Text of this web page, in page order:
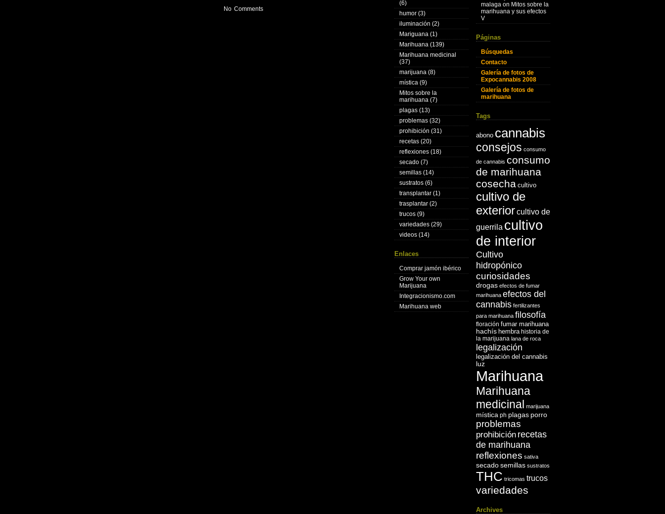
No Comments
(6)
humor (3)
iluminación (2)
Mariguana (1)
Marihuana (139)
Marihuana medicinal
(37)
marijuana (8)
mística (9)
Mitos sobre la
marihuana (7)
plagas (13)
problemas (32)
prohibición (31)
recetas (20)
reflexiones (18)
secado (7)
semillas (14)
sustratos (6)
transplantar (1)
trasplantar (2)
trucos (9)
variedades (29)
videos (14)
Enlaces
Comprar jamón ibérico
Grow Your own
Marijuana
Integracionismo.com
Marihuana web
malaga on Mitos sobre la
marihuana y sus efectos
V
Páginas
Búsquedas
Contacto
Galería de fotos de
Expocannabis 2008
Galería de fotos de
marihuana
Tags
abono cannabis
consejos consumo
de cannabis consumo
de marihuana
cosecha cultivo
cultivo de
exteriorcultivo de
guerrila cultivo
de interior
Cultivo
hidropónico
curiosidades
drogas efectos de fumar
marihuana efectos del
cannabis fertilizantes
para marihuana filosofía
floración fumar marihuana
hachís hembra historia de
la marijuana lana de roca
legalización
legalización del cannabis
luz
Marihuana
Marihuana
medicinal marijuana
mística ph plagas porro
problemas
prohibición recetas
de marihuana
reflexiones sativa
secado semillas sustratos
THC tricomas trucos
variedades
Archives